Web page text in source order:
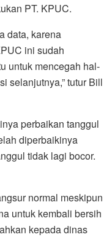
PT. KPUC.
data, karena
ini sudah
untuk mencegah hal-
selanjutnya,” tutur Bill
perbaikan tanggul
diperbaikinya
tidak lagi bocor.
normal meskipun
untuk kembali bersih
kepada dinas